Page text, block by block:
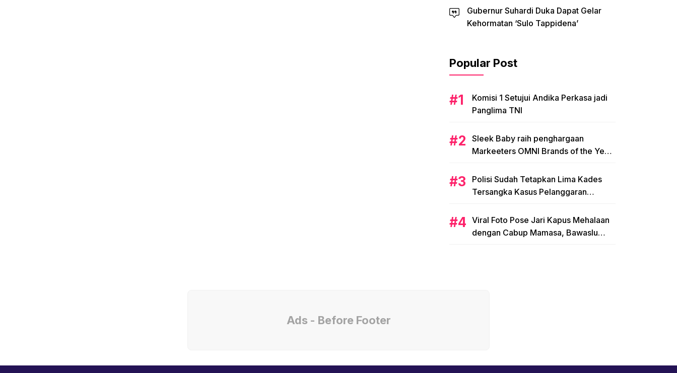
Gubernur Suhardi Duka Dapat Gelar
Kehormatan ‘Sulo Tappidena’
Popular Post
Komisi 1 Setujui Andika Perkasa jadi
Panglima TNI
Sleek Baby raih penghargaan
Markeeters OMNI Brands of the Year
Polisi Sudah Tetapkan Lima Kades
Tersangka Kasus Pelanggaran
Viral Foto Pose Jari Kapus Mehalaan
dengan Cabup Mamasa, Bawaslu
Ads - Before Footer